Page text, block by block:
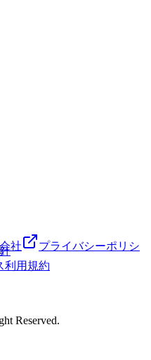
さいたま新
浦和＿マッサージ#さいた
＿北浦和＿肩こり#さいた
＿北浦和＿腰痛
【仰向け】→肩甲骨周り・
チが主な内容です★「肩を
肩の辛さが取れない」「肩
方はぜひ受けてみてくださ
ディケアのほぐしとはまた
し、楽な状態も続きやすく
の巡りがよくなってスッキ
日々のお疲れ溜め
ょう！★2月4日（火）ご予
ペアでご案内可能時間
、コース、時間相談な
【住所】 埼
1コクーンシティ コクー
クセス】JR各線「さいたま
の3階フードコート横に当
駅近くの2Ｆのお店ではご
利用規約
Reserved.
社
プライバシーポリシ